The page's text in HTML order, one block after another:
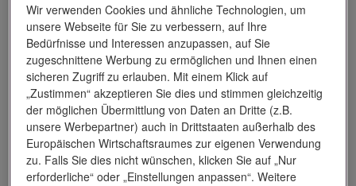
jungen Robben bestens im Ganzen verschlingen können.
Wie hoch ist der Aufwand, den man dafür betreiben muss?
Ziemlich groß. Futter, Personalaufwand, Medikamente, Strom,
etc. verursachen in der Größenordnung von etwa 1.500 Euro
pro Tier. Beispielsweise verbrauchen wir in der Hauptsaison
täglich bis zu 800 Kubikmeter Salzwasser, welches aufbereitet
und in die Becken gepumpt werden muss. Eine Vielzahl an
Wir verwenden Cookies und ähnliche Technologien, um
unsere Webseite für Sie zu verbessern, auf Ihre
Bedürfnisse und Interessen anzupassen, auf Sie
zugeschnittene Werbung zu ermöglichen und Ihnen einen
sicheren Zugriff zu erlauben. Mit einem Klick auf
„Zustimmen“ akzeptieren Sie dies und stimmen gleichzeitig
der möglichen Übermittlung von Daten an Dritte (z.B.
unsere Werbepartner) auch in Drittstaaten außerhalb des
Europäischen Wirtschaftsraumes zur eigenen Verwendung
zu. Falls Sie dies nicht wünschen, klicken Sie auf „Nur
erforderliche“ oder „Einstellungen anpassen“. Weitere